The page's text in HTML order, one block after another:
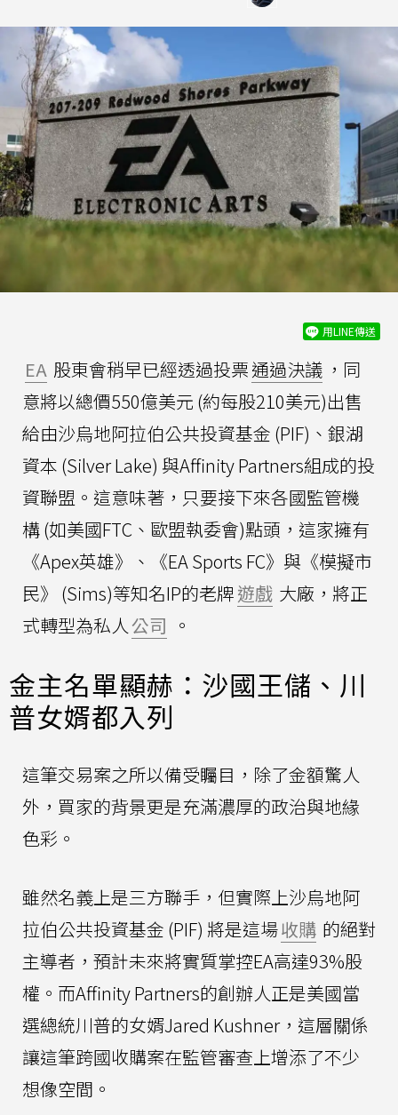
用LINE傳送
EA 股東會稍早已經透過投票通過決議 ，同
意將以總價550億美元 (約每股210美元)出售
給由沙烏地阿拉伯公共投資基金 (PIF)、銀湖
資本 (Silver Lake) 與Affinity Partners組成的投
資聯盟。這意味著，只要接下來各國監管機
構 (如美國FTC、歐盟執委會)點頭，這家擁有
《Apex英雄》、《EA Sports FC》與《模擬市
民》 (Sims)等知名IP的老牌遊戲 大廠，將正
式轉型為私人 公司 。
金主名單顯赫：沙國王儲、川
普女婿都入列
這筆交易案之所以備受矚目，除了金額驚人
外，買家的背景更是充滿濃厚的政治與地緣
色彩。
雖然名義上是三方聯手，但實際上沙烏地阿
拉伯公共投資基金 (PIF) 將是這場收購 的絕對
主導者，預計未來將實質掌控EA高達93%股
權。而Affinity Partners的創辦人正是美國當
選總統川普的女婿Jared Kushner，這層關係
讓這筆跨國收購案在監管審查上增添了不少
想像空間。